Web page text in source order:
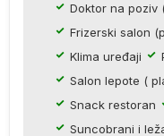
Doktor na poziv
Frizerski salon
Klima uređaji
Salon lepote (
Snack restoran
Suncobrani i